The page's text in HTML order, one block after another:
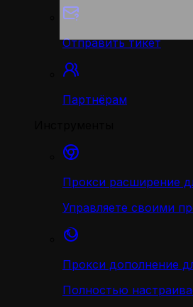
Отправить тикет
Партнёрам
Прокси расширение
Управляете своими
Прокси дополнение
Полностью